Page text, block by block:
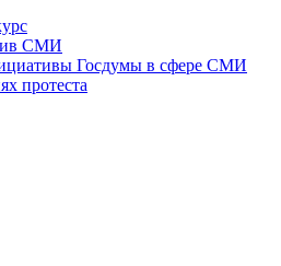
СМИ
Госдумы в сфере СМИ
протеста